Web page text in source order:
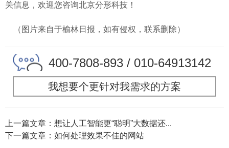
关信息，欢迎您咨询北京分形科技 ！
（图片来自于榆林日报，如有侵权，联系删除）
400-7808-893 / 010-64913142
我想要个更针对我需求的方案
上一篇文章：想让人工智能更“聪明”大数据还...
下一篇文章：如何处理效果不佳的网站